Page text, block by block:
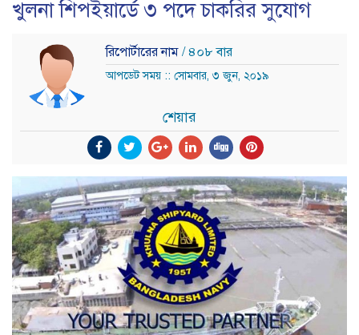
খুলনা শিপইয়ার্ডে ৩ পদে চাকরির সুযোগ
রিপোর্টারের নাম / ৪০৮ বার
আপডেট সময় :: সোমবার, ৩ জুন, ২০১৯
শেয়ার